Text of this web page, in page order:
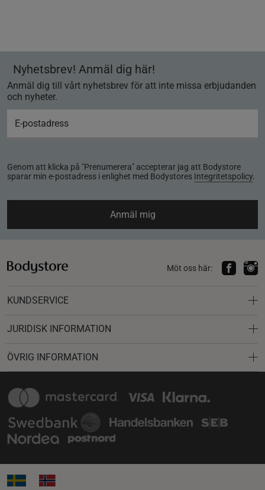
Nyhetsbrev! Anmäl dig här!
Anmäl dig till vårt nyhetsbrev för att inte missa erbjudanden
och nyheter.
Genom att klicka på "Prenumerera" accepterar jag att Bodystore
sparar min e-postadress i enlighet med Bodystores Integritetspolicy.
Anmäl mig
Möt oss här:
KUNDSERVICE
JURIDISK INFORMATION
ÖVRIG INFORMATION